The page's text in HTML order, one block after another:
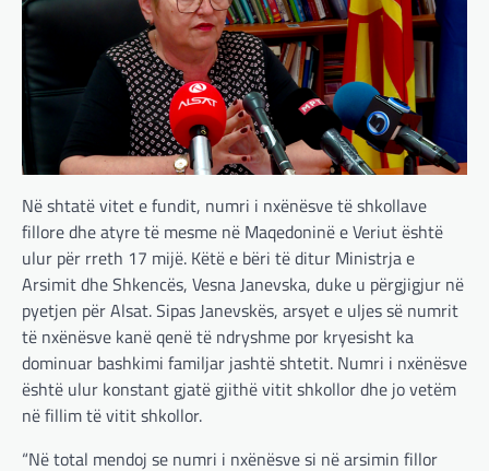
Në shtatë vitet e fundit, numri i nxënësve të shkollave
fillore dhe atyre të mesme në Maqedoninë e Veriut është
ulur për rreth 17 mijë. Këtë e bëri të ditur Ministrja e
Arsimit dhe Shkencës, Vesna Janevska, duke u përgjigjur në
pyetjen për Alsat. Sipas Janevskës, arsyet e uljes së numrit
të nxënësve kanë qenë të ndryshme por kryesisht ka
dominuar bashkimi familjar jashtë shtetit. Numri i nxënësve
është ulur konstant gjatë gjithë vitit shkollor dhe jo vetëm
në fillim të vitit shkollor.
“Në total mendoj se numri i nxënësve si në arsimin fillor